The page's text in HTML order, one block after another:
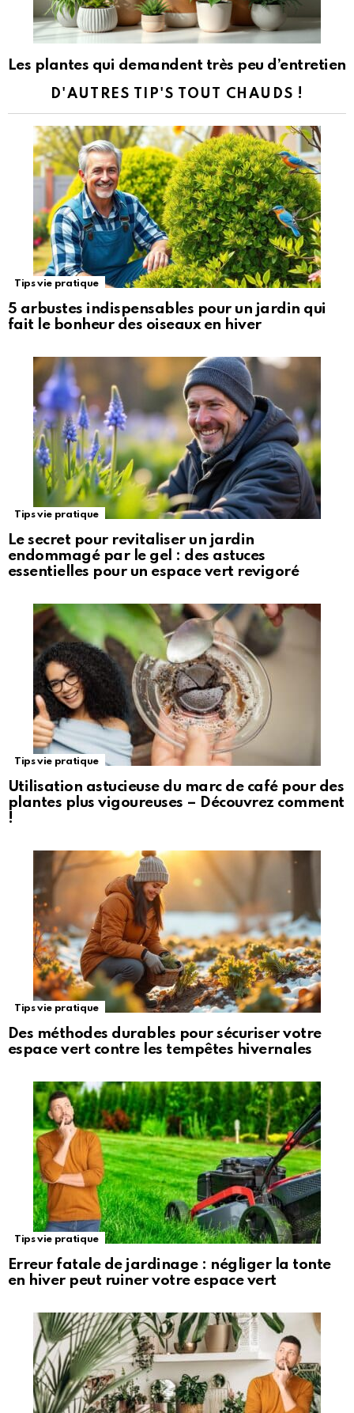
Les plantes qui demandent très peu d’entretien
D'AUTRES TIP'S TOUT CHAUDS !
Tips vie pratique
5 arbustes indispensables pour un jardin qui
fait le bonheur des oiseaux en hiver
Tips vie pratique
Le secret pour revitaliser un jardin
endommagé par le gel : des astuces
essentielles pour un espace vert revigoré
Tips vie pratique
Utilisation astucieuse du marc de café pour des
plantes plus vigoureuses – Découvrez comment
!
Tips vie pratique
Des méthodes durables pour sécuriser votre
espace vert contre les tempêtes hivernales
Tips vie pratique
Erreur fatale de jardinage : négliger la tonte
en hiver peut ruiner votre espace vert